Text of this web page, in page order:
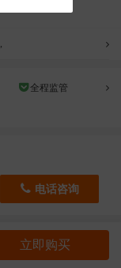
立即购买
,
全程监管
电话咨询